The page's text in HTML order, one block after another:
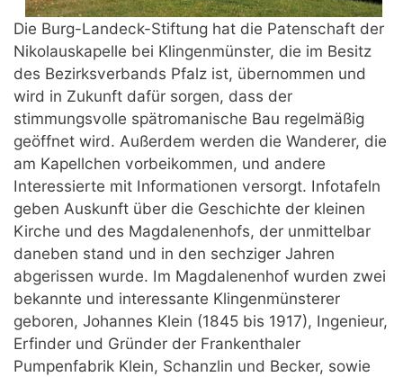
Die Burg-Landeck-Stiftung hat die Patenschaft der
Nikolauskapelle bei Klingenmünster, die im Besitz
des Bezirksverbands Pfalz ist, übernommen und
wird in Zukunft dafür sorgen, dass der
stimmungsvolle spätromanische Bau regelmäßig
geöffnet wird. Außerdem werden die Wanderer, die
am Kapellchen vorbeikommen, und andere
Interessierte mit Informationen versorgt. Infotafeln
geben Auskunft über die Geschichte der kleinen
Kirche und des Magdalenenhofs, der unmittelbar
daneben stand und in den sechziger Jahren
abgerissen wurde. Im Magdalenenhof wurden zwei
bekannte und interessante Klingenmünsterer
geboren, Johannes Klein (1845 bis 1917), Ingenieur,
Erfinder und Gründer der Frankenthaler
Pumpenfabrik Klein, Schanzlin und Becker, sowie